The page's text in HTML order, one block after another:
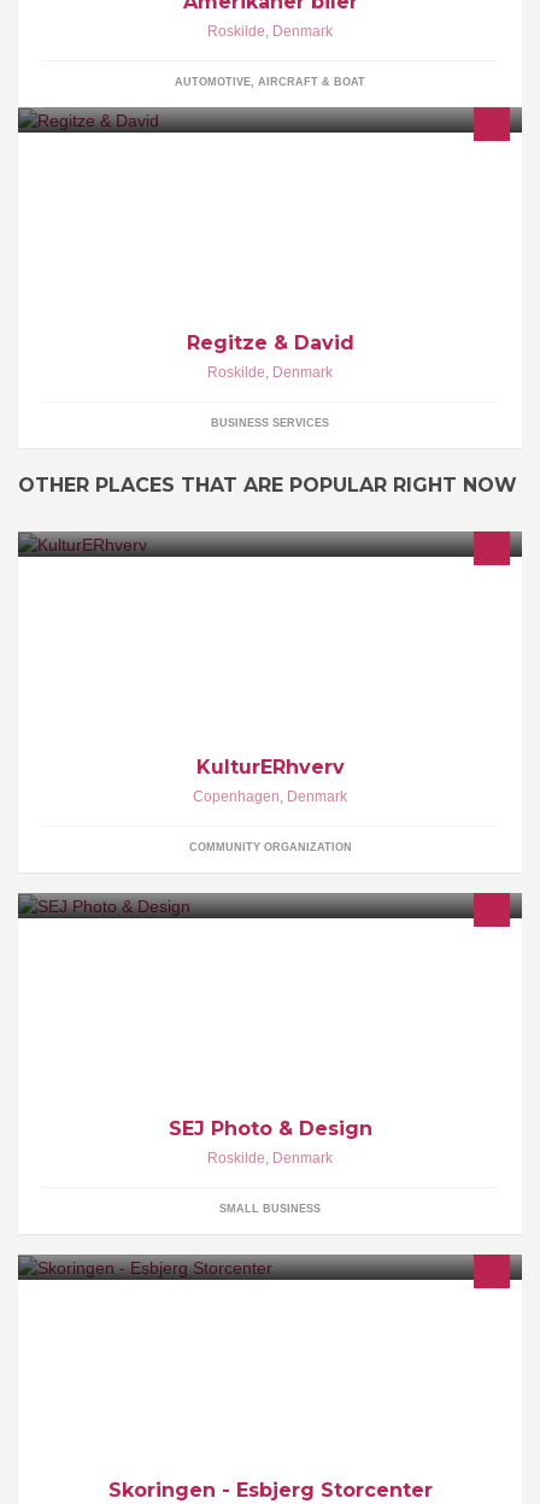
Roskilde, Denmark
AUTOMOTIVE, AIRCRAFT & BOAT
Regitze & David
Roskilde, Denmark
BUSINESS SERVICES
OTHER PLACES THAT ARE POPULAR RIGHT NOW
KulturERhverv
Copenhagen, Denmark
COMMUNITY ORGANIZATION
SEJ Photo & Design
Roskilde, Denmark
SMALL BUSINESS
Skoringen - Esbjerg Storcenter